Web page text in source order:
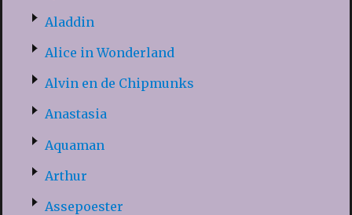
Aladdin
Alice in Wonderland
Alvin en de Chipmunks
Anastasia
Aquaman
Arthur
Assepoester